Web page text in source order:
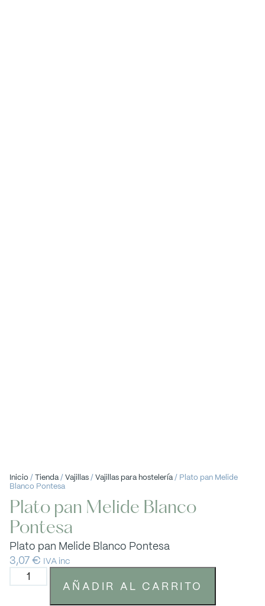
Inicio/Tienda/Vajillas/Vajillas para hostelería/ Plato pan Melide
Blanco Pontesa
Plato pan Melide Blanco
Pontesa
Plato pan Melide Blanco Pontesa
3,07€ IVA inc
AÑADIR AL CARRITO